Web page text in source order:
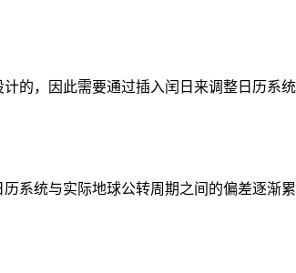
的，因此需要通过插入闰日来调整日历系统
系统与实际地球公转周期之间的偏差逐渐累